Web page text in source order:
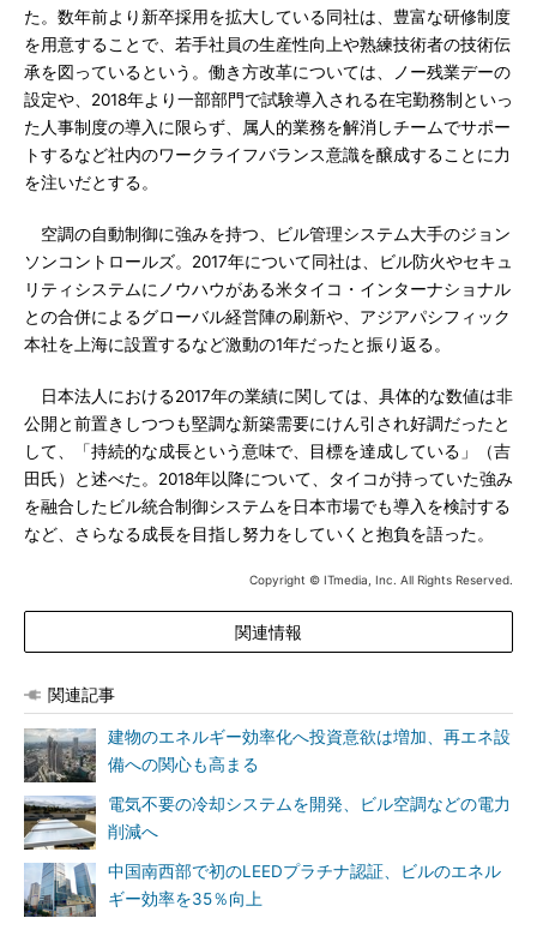
た。数年前より新卒採用を拡大している同社は、豊富な研修制度
を用意することで、若手社員の生産性向上や熟練技術者の技術伝
承を図っているという。働き方改革については、ノー残業デーの
設定や、2018年より一部部門で試験導入される在宅勤務制といっ
た人事制度の導入に限らず、属人的業務を解消しチームでサポー
トするなど社内のワークライフバランス意識を醸成することに力
を注いだとする。
空調の自動制御に強みを持つ、ビル管理システム大手のジョン
ソンコントロールズ。2017年について同社は、ビル防火やセキュ
リティシステムにノウハウがある米タイコ・インターナショナル
との合併によるグローバル経営陣の刷新や、アジアパシフィック
本社を上海に設置するなど激動の1年だったと振り返る。
日本法人における2017年の業績に関しては、具体的な数値は非
公開と前置きしつつも堅調な新築需要にけん引され好調だったと
して、「持続的な成長という意味で、目標を達成している」（吉
田氏）と述べた。2018年以降について、タイコが持っていた強み
を融合したビル統合制御システムを日本市場でも導入を検討する
など、さらなる成長を目指し努力をしていくと抱負を語った。
Copyright © ITmedia, Inc. All Rights Reserved.
関連情報
関連記事
建物のエネルギー効率化へ投資意欲は増加、再エネ設
備への関心も高まる
電気不要の冷却システムを開発、ビル空調などの電力
削減へ
中国南西部で初のLEEDプラチナ認証、ビルのエネル
ギー効率を35％向上